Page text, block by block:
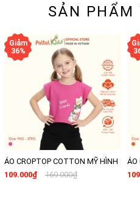
SẢN PHẨM
ÁO CROPTOP COTTON MỸ HÌNH
IN 3 CHÚ MÈO BÉ GÁI CAO CẤP -
109.000₫ 169.000₫
ÁO
IN